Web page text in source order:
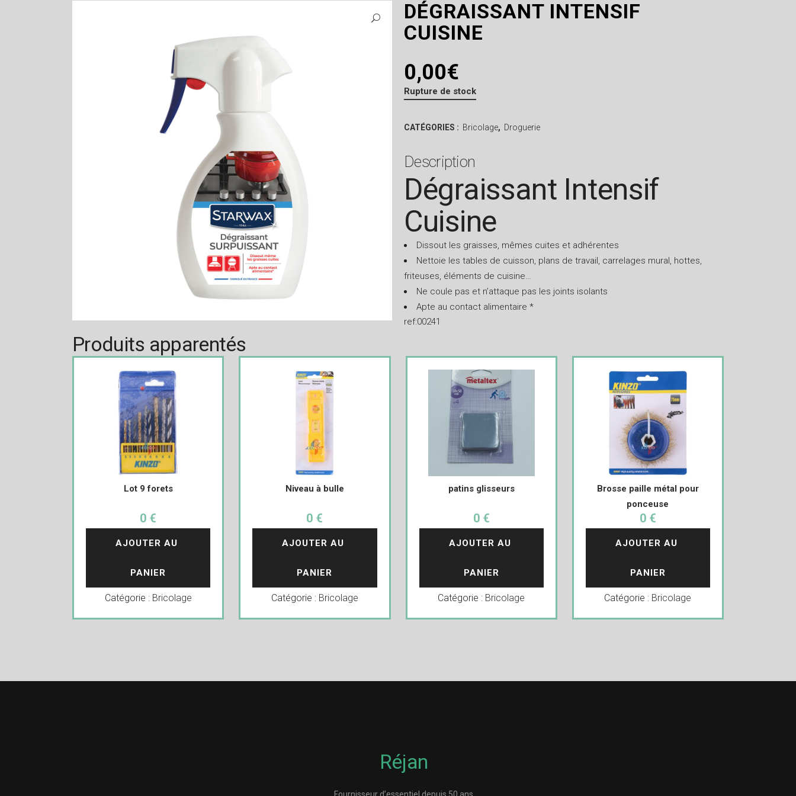
DÉGRAISSANT INTENSIF
CUISINE
0,00€
Rupture de stock
CATÉGORIES : Bricolage, Droguerie
Description
Dégraissant Intensif
Cuisine
Dissout les graisses, mêmes cuites et adhérentes
Nettoie les tables de cuisson, plans de travail, carrelages mural, hottes,
friteuses, éléments de cuisine…
Ne coule pas et n’attaque pas les joints isolants
Apte au contact alimentaire *
ref:00241
Produits apparentés
Lot 9 forets
0 €
AJOUTER AU
PANIER
Catégorie : Bricolage
Niveau à bulle
0 €
AJOUTER AU
PANIER
Catégorie : Bricolage
patins glisseurs
0 €
AJOUTER AU
PANIER
Catégorie : Bricolage
Brosse paille métal pour
ponceuse
0 €
AJOUTER AU
PANIER
Catégorie : Bricolage
Réjan